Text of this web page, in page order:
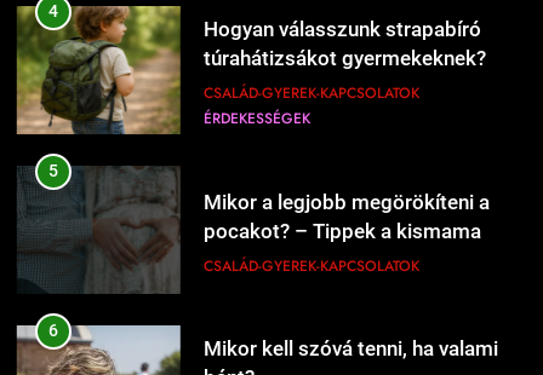
4
Hogyan válasszunk strapabíró
túrahátizsákot gyermekeknek?
CSALÁD-GYEREK-KAPCSOLATOK
ÉRDEKESSÉGEK
5
Mikor a legjobb megörökíteni a
pocakot? – Tippek a kismama
fotózás időzítéséhez
CSALÁD-GYEREK-KAPCSOLATOK
6
Mikor kell szóvá tenni, ha valami
Mi kell a hamburgerbe?
ÉRDEKESSÉGEK ÉTEL-ITAL
kipróbálni?
ÉRDEKESSÉGEK ÉTEL-ITAL
Kipróbáltuk a házi sajtkészítést 1
liter tejből – Megéri a macerát?